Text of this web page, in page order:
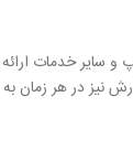
سایر خدمات
در هر زمان به